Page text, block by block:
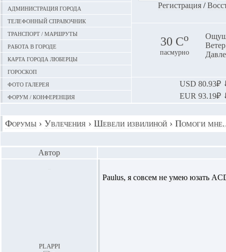
Администрация города
Телефонный справочник
Транспорт / маршруты
Работа в городе
Карта города Люберцы
Гороскоп
Фото галерея
Форум / конференция
Регистрация/
30 Сo
пасмурно
USD 80.93₽
EUR 93.19₽
Форумы › Увлечения › Шевели извилиной › Помоги
Автор
plappi
Paulus, я совсем не умею юзать